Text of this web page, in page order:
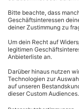
Ausrüstung &
Wird
Bademantel
Gutschein
GmbH
81671
Du erreichst uns
außer an